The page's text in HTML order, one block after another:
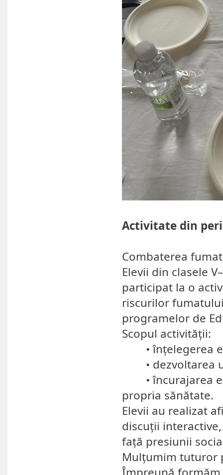
Activitate din
Combaterea
Elevii din clasele
participat la o
riscurilor
programelor de
Scopul activității:
• înțelegerea
• dezvoltarea
• încurajarea
propria sănătate.
Elevii au realizat
discuții
față presiunii
Mulțumim tuturor